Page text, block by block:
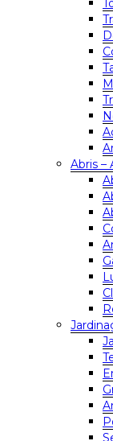
Abris –